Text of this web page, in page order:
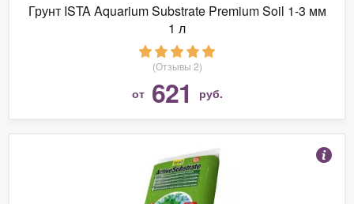
Грунт ISTA Aquarium Substrate Premium Soil 1-3 мм
1 л
(Отзывы 2)
от 621 руб.